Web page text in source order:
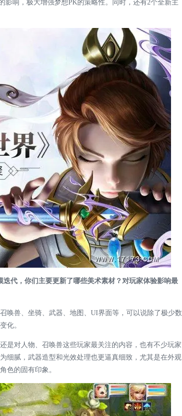
影响，极大增强梦想PK的策略性。同时，还有2个全新主
代，你们主要更新了哪些美术素材？对玩家体验影响最
唤兽、坐骑、武器、地图、UI界面等，可以说除了极少数
化。
是对人物、召唤兽这些玩家最关注的内容，也有不少玩家
细腻，武器造型和光效处理也更逼真细致，尤其是在外观
色的固有印象。